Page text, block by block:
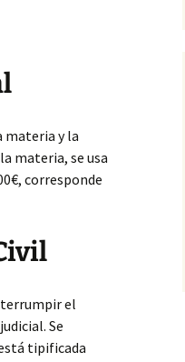
materia y la
materia, se usa
corresponde
el
Se
tipificada